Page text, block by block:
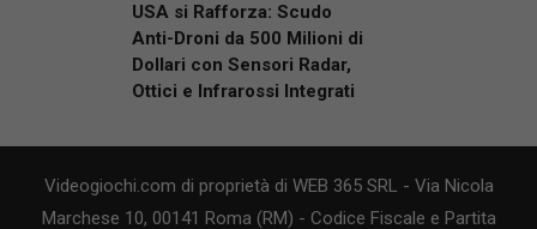
USA si Rafforza: Scudo
Anti-Droni da 500 Milioni di
Dollari con Sensori Radar,
Ottici e Infrarossi Integrati
Videogiochi.com di proprietà di WEB 365 SRL - Via Nicola
Marchese 10, 00141 Roma (RM) - Codice Fiscale e Partita